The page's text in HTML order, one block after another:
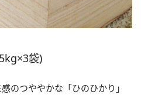
袋)
のつややかな「ひのひかり」